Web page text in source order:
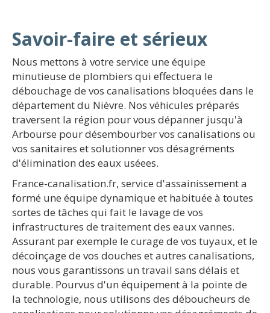
Savoir-faire et sérieux
Nous mettons à votre service une équipe
minutieuse de plombiers qui effectuera le
débouchage de vos canalisations bloquées dans le
département du Nièvre. Nos véhicules préparés
traversent la région pour vous dépanner jusqu'à
Arbourse pour désembourber vos canalisations ou
vos sanitaires et solutionner vos désagréments
d'élimination des eaux uséees.
France-canalisation.fr, service d'assainissement a
formé une équipe dynamique et habituée à toutes
sortes de tâches qui fait le lavage de vos
infrastructures de traitement des eaux vannes.
Assurant par exemple le curage de vos tuyaux, et le
décoinçage de vos douches et autres canalisations,
nous vous garantissons un travail sans délais et
durable. Pourvus d'un équipement à la pointe de
la technologie, nous utilisons des déboucheurs de